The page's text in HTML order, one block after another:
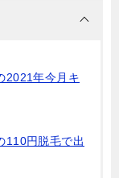
2021年今月キ
110円脱毛で出